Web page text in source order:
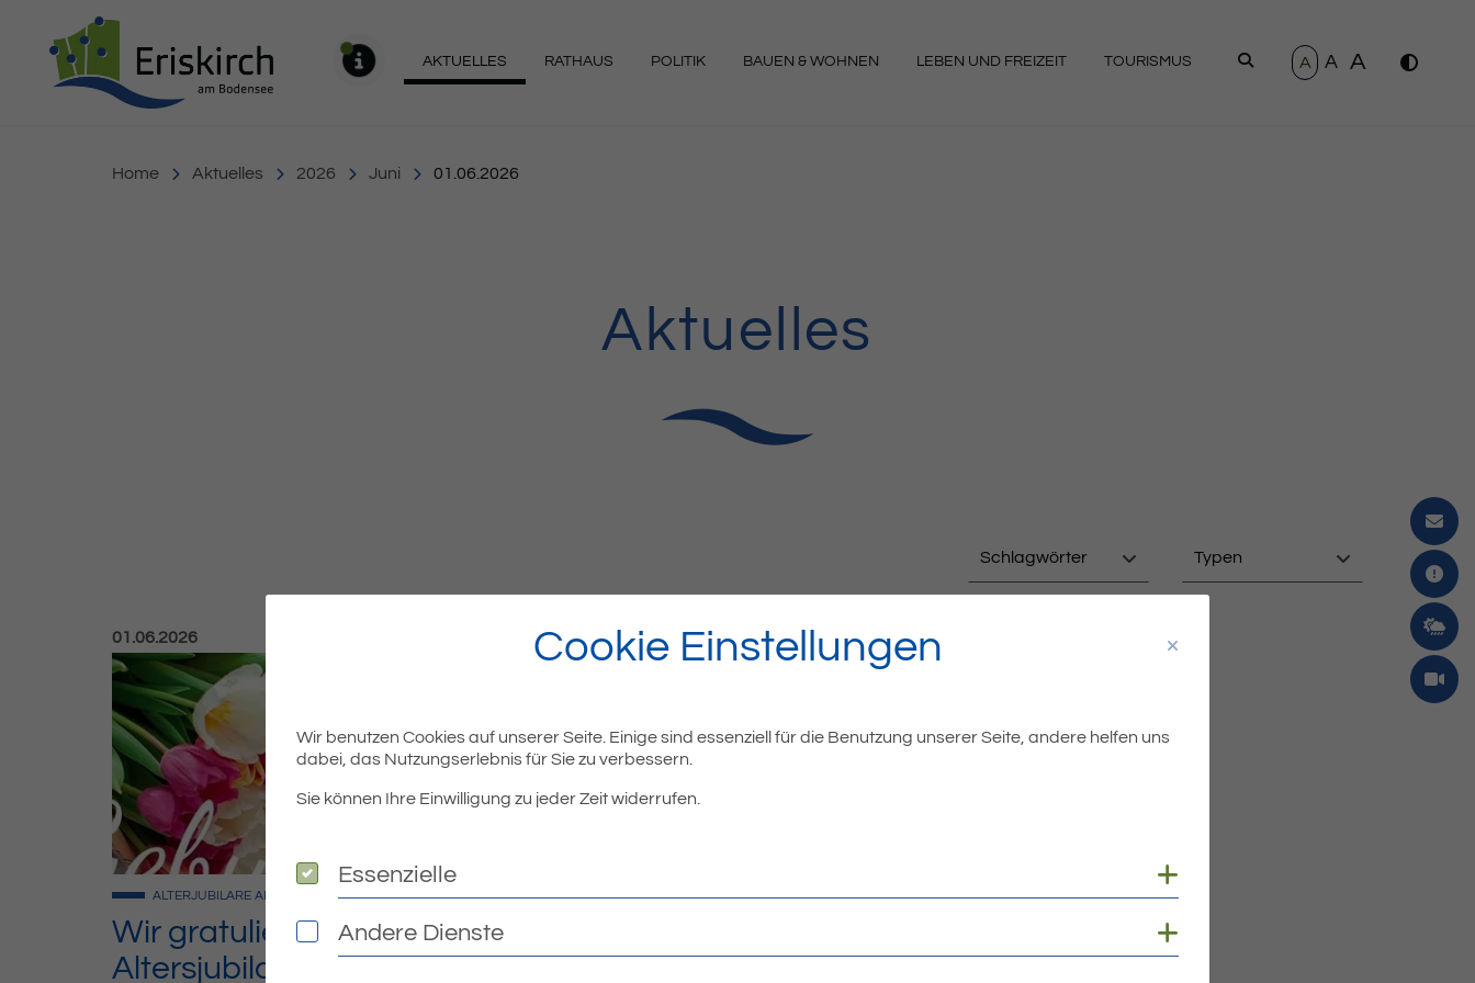
AKTUELLES RATHAUS POLITIK BAUEN & WOHNEN LEBEN UND FREIZEIT TOURISMUS SUCHEN
A A A
Home Aktuelles 2026 Juni 01.06.2026
Aktuelles
Schlagwörter Typen
Veröffentlicht am:
01.06.2026
Wir gratulieren unseren
Altersjubilaren im Juni
ALTERJUBILARE ALLGEMEIN
Cookie Einstellungen
Wir benutzen Cookies auf unserer Seite. Einige sind essenziell für die Benutzung unserer Seite, andere helfen uns
dabei, das Nutzungserlebnis für Sie zu verbessern.
Sie können Ihre Einwilligung zu jeder Zeit widerrufen.
Essenzielle
Essenzielle
Andere Dienste
Andere Dienste